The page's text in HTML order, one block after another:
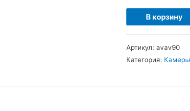
Количество
товара
на
В корзину
Артикул: avav90
Категория: Камеры